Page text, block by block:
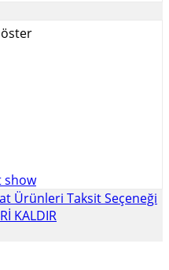
Ürünleri Taksit Seçeneği
KALDIR